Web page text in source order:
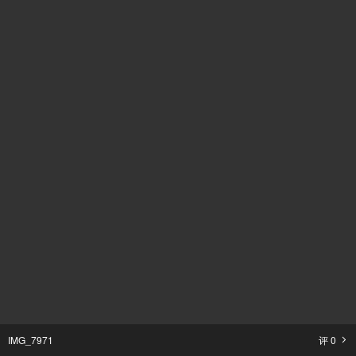
评0
IMG_7971